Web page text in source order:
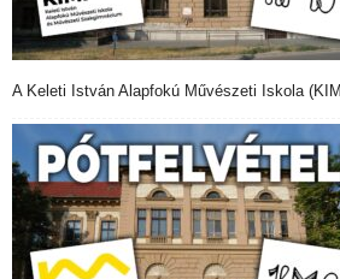
A Keleti István Alapfokú Művészeti Iskola